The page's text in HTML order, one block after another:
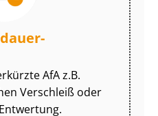
AfA z.B.
Verschleiß oder